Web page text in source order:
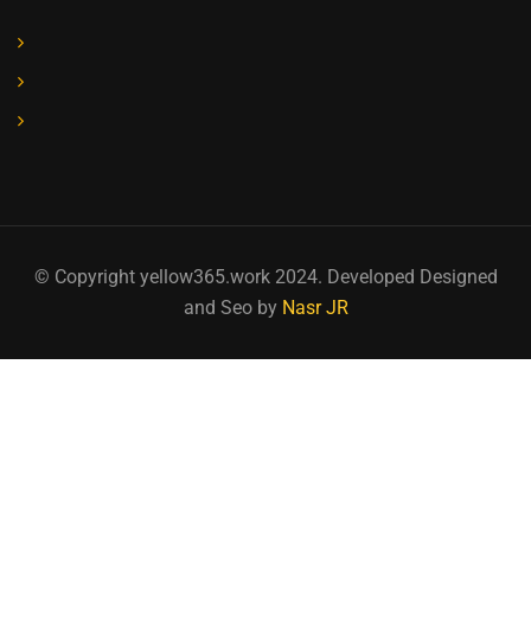
© Copyright yellow365.work 2024. Developed Designed
and Seo by Nasr JR